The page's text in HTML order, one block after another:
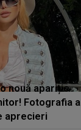
nouă apariție
Fotografia a
aprecieri